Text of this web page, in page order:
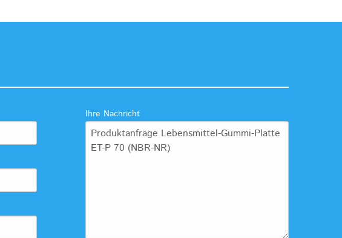
Ihre Nachricht